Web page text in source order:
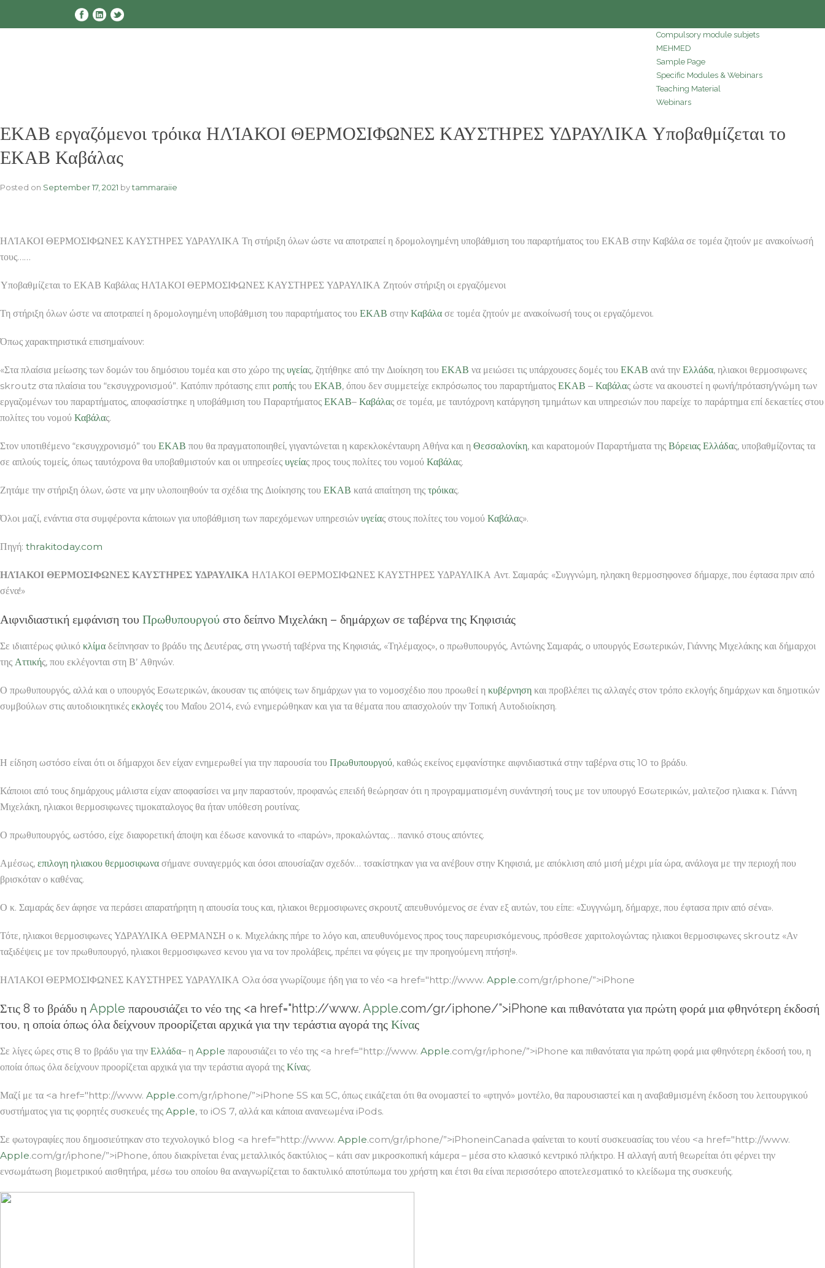
Compulsory module subjets
MEHMED
Sample Page
Specific Modules & Webinars
Teaching Material
Webinars
ΕΚΑΒ εργαζόμενοι τρόικα ΗΛΊΑΚΟΙ ΘΕΡΜΟΣΙΦΩΝΕΣ ΚΑΥΣΤΗΡΕΣ ΥΔΡΑΥΛΙΚΑ Υποβαθμίζεται το
ΕΚΑΒ Καβάλας
Posted on September 17, 2021 bytammaraiie
ΗΛΊΑΚΟΙ ΘΕΡΜΟΣΙΦΩΝΕΣ ΚΑΥΣΤΗΡΕΣ ΥΔΡΑΥΛΙΚΑ Τη στήριξη όλων ώστε να αποτραπεί η δρομολογημένη υποβάθμιση του παραρτήματος του ΕΚΑΒ στην Καβάλα σε τομέα ζητούν με ανακοίνωσή
τους……
Υποβαθμίζεται το ΕΚΑΒ Καβάλας ΗΛΊΑΚΟΙ ΘΕΡΜΟΣΙΦΩΝΕΣ ΚΑΥΣΤΗΡΕΣ ΥΔΡΑΥΛΙΚΑ Ζητούν στήριξη οι εργαζόμενοι
Τη στήριξη όλων ώστε να αποτραπεί η δρομολογημένη υποβάθμιση του παραρτήματος του ΕΚΑΒ στην Καβάλα σε τομέα ζητούν με ανακοίνωσή τους οι εργαζόμενοι.
Όπως χαρακτηριστικά επισημαίνουν:
«Στα πλαίσια μείωσης των δομών του δημόσιου τομέα και στο χώρο της υγείας, ζητήθηκε από την Διοίκηση του ΕΚΑΒ να μειώσει τις υπάρχουσες δομές του ΕΚΑΒ ανά την Ελλάδα, ηλιακοι θερμοσιφωνες
skroutz στα πλαίσια του “εκσυγχρονισμού”. Κατόπιν πρότασης επιτ ροπής του ΕΚΑΒ, όπου δεν συμμετείχε εκπρόσωπος του παραρτήματος ΕΚΑΒ – Καβάλας ώστε να ακουστεί η φωνή/πρόταση/γνώμη των
εργαζομένων του παραρτήματος, αποφασίστηκε η υποβάθμιση του Παραρτήματος ΕΚΑΒ– Καβάλας σε τομέα, με ταυτόχρονη κατάργηση τμημάτων και υπηρεσιών που παρείχε το παράρτημα επί δεκαετίες στου
πολίτες του νομού Καβάλας.
Στον υποτιθέμενο “εκσυγχρονισμό” του ΕΚΑΒ που θα πραγματοποιηθεί, γιγαντώνεται η καρεκλοκένταυρη Αθήνα και η Θεσσαλονίκη, και καρατομούν Παραρτήματα της Βόρειας Ελλάδας, υποβαθμίζοντας τα
σε απλούς τομείς, όπως ταυτόχρονα θα υποβαθμιστούν και οι υπηρεσίες υγείας προς τους πολίτες του νομού Καβάλας.
Ζητάμε την στήριξη όλων, ώστε να μην υλοποιηθούν τα σχέδια της Διοίκησης του ΕΚΑΒ κατά απαίτηση της τρόικας.
Όλοι μαζί, ενάντια στα συμφέροντα κάποιων για υποβάθμιση των παρεχόμενων υπηρεσιών υγείας στους πολίτες του νομού Καβάλας».
Πηγή: thrakitoday.com
ΗΛΊΑΚΟΙ ΘΕΡΜΟΣΙΦΩΝΕΣ ΚΑΥΣΤΗΡΕΣ ΥΔΡΑΥΛΙΚΑ ΗΛΊΑΚΟΙ ΘΕΡΜΟΣΙΦΩΝΕΣ ΚΑΥΣΤΗΡΕΣ ΥΔΡΑΥΛΙΚΑ Αντ. Σαμαράς: «Συγγνώμη, ηληακη θερμοσηφονεσ δήμαρχε, που έφτασα πριν από
σένα!»
Αιφνιδιαστική εμφάνιση του Πρωθυπουργού στο δείπνο Μιχελάκη – δημάρχων σε ταβέρνα της Κηφισιάς
Σε ιδιαιτέρως φιλικό κλίμα δείπνησαν το βράδυ της Δευτέρας, στη γνωστή ταβέρνα της Κηφισιάς, «Τηλέμαχος», ο πρωθυπουργός, Αντώνης Σαμαράς, ο υπουργός Εσωτερικών, Γιάννης Μιχελάκης και δήμαρχοι
της Αττικής, που εκλέγονται στη Β’ Αθηνών.
Ο πρωθυπουργός, αλλά και ο υπουργός Εσωτερικών, άκουσαν τις απόψεις των δημάρχων για το νομοσχέδιο που προωθεί η κυβέρνηση και προβλέπει τις αλλαγές στον τρόπο εκλογής δημάρχων και δημοτικών
συμβούλων στις αυτοδιοικητικές εκλογές του Μαΐου 2014, ενώ ενημερώθηκαν και για τα θέματα που απασχολούν την Τοπική Αυτοδιοίκηση.
Η είδηση ωστόσο είναι ότι οι δήμαρχοι δεν είχαν ενημερωθεί για την παρουσία του Πρωθυπουργού, καθώς εκείνος εμφανίστηκε αιφνιδιαστικά στην ταβέρνα στις 10 το βράδυ.
Κάποιοι από τους δημάρχους μάλιστα είχαν αποφασίσει να μην παραστούν, προφανώς επειδή θεώρησαν ότι η προγραμματισμένη συνάντησή τους με τον υπουργό Εσωτερικών, μαλτεζοσ ηλιακα κ. Γιάννη
Μιχελάκη, ηλιακοι θερμοσιφωνες τιμοκαταλογος θα ήταν υπόθεση ρουτίνας.
Ο πρωθυπουργός, ωστόσο, είχε διαφορετική άποψη και έδωσε κανονικά το «παρών», προκαλώντας… πανικό στους απόντες.
Αμέσως, επιλογη ηλιακου θερμοσιφωνα σήμανε συναγερμός και όσοι απουσίαζαν σχεδόν… τσακίστηκαν για να ανέβουν στην Κηφισιά, με απόκλιση από μισή μέχρι μία ώρα, ανάλογα με την περιοχή που
βρισκόταν ο καθένας.
Ο κ. Σαμαράς δεν άφησε να περάσει απαρατήρητη η απουσία τους και, ηλιακοι θερμοσιφωνες σκρουτζ απευθυνόμενος σε έναν εξ αυτών, του είπε: «Συγγνώμη, δήμαρχε, που έφτασα πριν από σένα».
Τότε, ηλιακοι θερμοσιφωνες ΥΔΡΑΥΛΙΚΑ ΘΕΡΜΑΝΣΗ ο κ. Μιχελάκης πήρε το λόγο και, απευθυνόμενος προς τους παρευρισκόμενους, πρόσθεσε χαριτολογώντας: ηλιακοι θερμοσιφωνες skroutz «Αν
ταξιδέψεις με τον πρωθυπουργό, ηλιακοι θερμοσιφωνεσ κενου για να τον προλάβεις, πρέπει να φύγεις με την προηγούμενη πτήση!».
ΗΛΊΑΚΟΙ ΘΕΡΜΟΣΙΦΩΝΕΣ ΚΑΥΣΤΗΡΕΣ ΥΔΡΑΥΛΙΚΑ Oλα όσα γνωρίζουμε ήδη για το νέο <a href="http://www. Apple.com/gr/iphone/”>iPhone
Στις 8 το βράδυ η Apple παρουσιάζει το νέο της <a href="http://www. Apple.com/gr/iphone/”>iPhone και πιθανότατα για πρώτη φορά μια φθηνότερη έκδοσή
του, η οποία όπως όλα δείχνουν προορίζεται αρχικά για την τεράστια αγορά της Κίνας
Σε λίγες ώρες στις 8 το βράδυ για την Ελλάδα– η Apple παρουσιάζει το νέο της <a href="http://www. Apple.com/gr/iphone/”>iPhone και πιθανότατα για πρώτη φορά μια φθηνότερη έκδοσή του, η
οποία όπως όλα δείχνουν προορίζεται αρχικά για την τεράστια αγορά της Κίνας.
Μαζί με τα <a href="http://www. Apple.com/gr/iphone/”>iPhone 5S και 5C, όπως εικάζεται ότι θα ονομαστεί το «φτηνό» μοντέλο, θα παρουσιαστεί και η αναβαθμισμένη έκδοση του λειτουργικού
συστήματος για τις φορητές συσκευές της Apple, το iOS 7, αλλά και κάποια ανανεωμένα iPods.
Σε φωτογραφίες που δημοσιεύτηκαν στο τεχνολογικό blog <a href="http://www. Apple.com/gr/iphone/”>iPhoneinCanada φαίνεται το κουτί συσκευασίας του νέου <a href="http://www.
Apple.com/gr/iphone/”>iPhone, όπου διακρίνεται ένας μεταλλικός δακτύλιος – κάτι σαν μικροσκοπική κάμερα – μέσα στο κλασικό κεντρικό πλήκτρο. Η αλλαγή αυτή θεωρείται ότι φέρνει την
ενσωμάτωση βιομετρικού αισθητήρα, μέσω του οποίου θα αναγνωρίζεται το δακτυλικό αποτύπωμα του χρήστη και έτσι θα είναι περισσότερο αποτελεσματικό το κλείδωμα της συσκευής.